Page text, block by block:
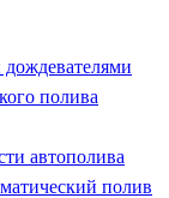
полива
автополива
полив